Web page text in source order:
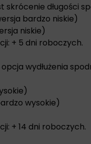
skrócenie długości
bardzo niskie)
niskie)
+ 5 dni roboczych.
wydłużenia
wysokie)
+ 14 dni roboczych.